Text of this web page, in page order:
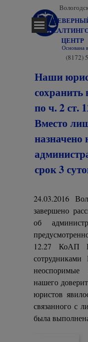
Перейти к контенту
ЦЕНТР
(8172)
Основана
Пропустить
Наши
сохранить
по ч. 2 ст.
Вместо
назначено
срок 3
24.03.2016
завершено
об
12.27 КоАП
неоспоримые
нашего
юристов
связанного с
была